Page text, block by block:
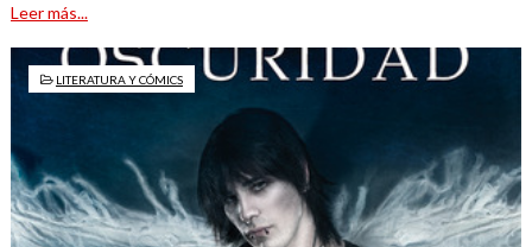
Leer más...
LITERATURA Y CÓMICS